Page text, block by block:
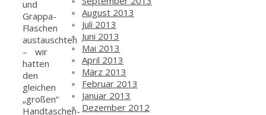
und
Grappa-
Flaschen
austauschten
– wir
hatten
den
gleichen
„großen“
Handtaschen-
August 2013
Juli 2013
Juni 2013
Mai 2013
April 2013
März 2013
Februar 2013
Januar 2013
Dezember 2012